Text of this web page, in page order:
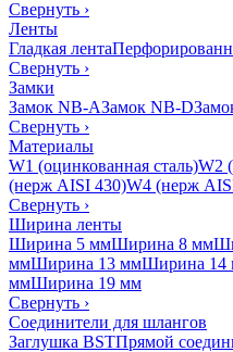
Свернуть ›
Ленты
Гладкая лента
Свернуть ›
Замки
Замок NB-AЗамок NB-D
Свернуть ›
Материалы
W1 (оцинкованная сталь)W2
(нерж AISI 430)W4 (нерж
Свернуть ›
Ширина ленты
Ширина 5 ммШирина 8 мм
ммШирина 13 ммШирина 14
ммШирина 19 мм
Свернуть ›
Соединители для шлангов
Заглушка BSTПрямой